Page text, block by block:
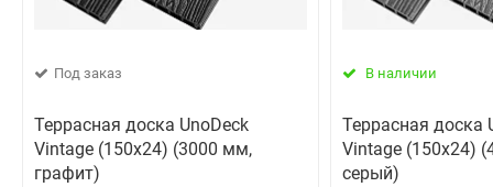
Под заказ
Террасная доска UnoDeck
Vintage (150x24) (3000 мм,
графит)
В наличии
Террасная доска
Vintage (150x24)
серый)